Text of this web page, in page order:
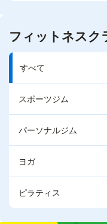
フィットネスク
すべて
スポーツジム
パーソナルジム
ヨガ
ピラティス